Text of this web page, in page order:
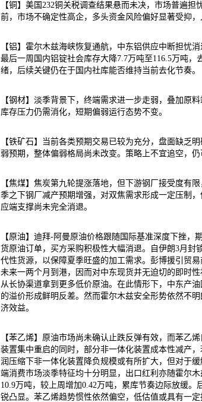
【铜】美国232铜关税调查结果悬而未决，市场普遍
前，市场不确定性高企，多头资金风险偏好显著受抑
【铝】霍尔木兹海峡恢复通航，中东铝供应中断担忧
最后一周国内铝锭社会库存大降7.7万吨至116.5万吨
绪，后续关键仍在于国内社库能否维持当前去化节奏。
【钢材】淡季背景下，终端需求进一步走弱，叠加原
库存压力仍需消化，短期偏弱运行态势不变。
【铁矿石】当前各类预期交易已较为充分，盘面缺乏
弱预期，整体偏弱格局尚未改变。策略上不宜追空，仍
【焦煤】焦炭第九轮提涨落地，但下游钢厂接受度有
季之下钢厂减产预期增强，对双焦需求形成一定压制
应端支撑尚未完全消退。
【原油】迪拜-阿曼原油价格跟随国际基准深度下挫
货原油订单，买方采购积极性大幅消退。自伊朗3月
代性货源，以保障夏季旺盛的加工需求。彭博援引贸
未来一两个月到港，因而对中东现货并无迫切的即时
从长协渠道拿到更多低价原油。在此情形下，中东产
的溢价形成鲜明反差。然而霍尔木兹安全形势依然不
济效益。
【苯乙烯】原油市场尚未确认止跌反弹有效，而苯乙
装置集中重启的同时，部分非一体化装置成本性减产
润压缩下非一体化装置降负规模或有所扩大，但对于
端消费市场淡季特征均十分明显，出口红利亦随霍尔
10.9万吨，较上周增加0.42万吨，累库节奏边际放缓
锐凸显。苯乙烯趋势惯性依然偏空，低估值或具有一定